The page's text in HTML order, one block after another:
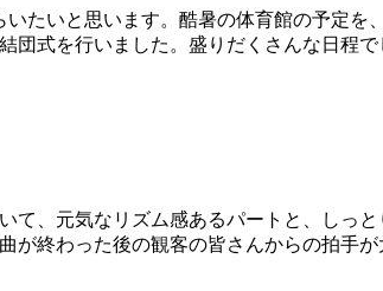
たいと思います。酷暑の体育館の予定を
団式を行いました。盛りだくさんな日程
て、元気なリズム感あるパートと、しっ
が終わった後の観客の皆さんからの拍手